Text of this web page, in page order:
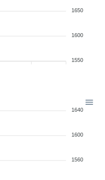
1650
1600
1550
1640
1600
1560